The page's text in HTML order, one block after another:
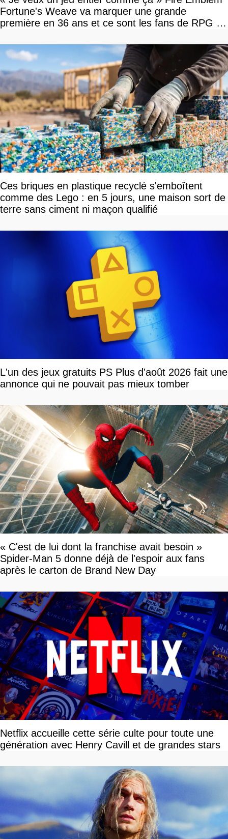
Fortune's Weave va marquer une grande
première en 36 ans et ce sont les fans de RPG en
Ces briques en plastique recyclé s'emboîtent
comme des Lego : en 5 jours, une maison sort de
terre sans ciment ni maçon qualifié
L'un des jeux gratuits PS Plus d'août 2026 fait une
annonce qui ne pouvait pas mieux tomber
« C'est de lui dont la franchise avait besoin »
Spider-Man 5 donne déjà de l'espoir aux fans
après le carton de Brand New Day
Netflix accueille cette série culte pour toute une
génération avec Henry Cavill et de grandes stars